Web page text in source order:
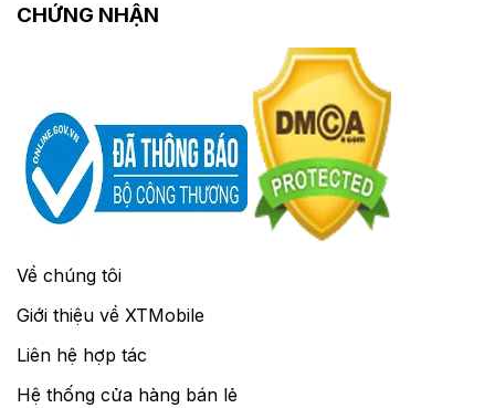
CHỨNG NHẬN
Về chúng tôi
Giới thiệu về XTMobile
Liên hệ hợp tác
Hệ thống cửa hàng bán lẻ